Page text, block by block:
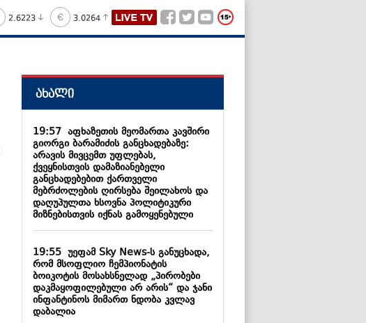
2.6223 3.0264
ახალი
19:57აფხაზეთის მეომართა კავშირი
გიორგი ბარამიძის განცხადებაზე:
არავის მივცემთ უფლებას,
ქვეყნისთვის დამაზიანებელი
განცხადებებით ქართველი
მებრძოლების ღირსება შეილახოს და
დაღუპულთა ხსოვნა პოლიტიკური
მიზნებისთვის იქნას გამოყენებული
19:55უეფამ Sky News-ს განუცხადა,
რომ მსოფლიო ჩემპიონატის
ბოიკოტის მოსახსნელად „პირობები
დაკმაყოფილებული არ არის“ და ჯანი
ინფანტინოს მიმართ ნდობა კვლავ
დაბალია